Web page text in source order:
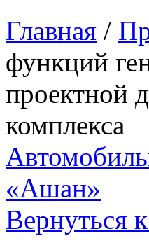
Главная /
функций
проектной
комплекса
«Ашан»
Вернуться